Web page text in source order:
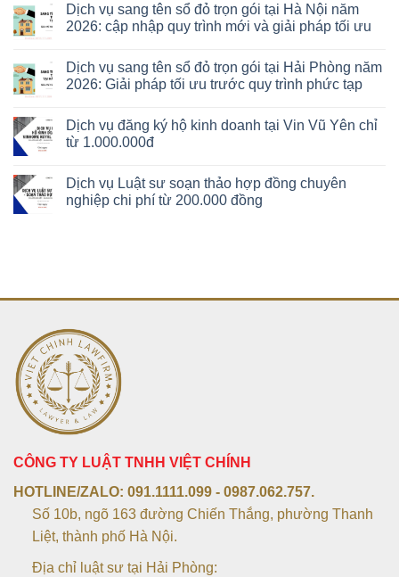
Dịch vụ sang tên sổ đỏ trọn gói tại Hà Nội năm
2026: cập nhập quy trình mới và giải pháp tối ưu
Dịch vụ sang tên sổ đỏ trọn gói tại Hải Phòng năm
2026: Giải pháp tối ưu trước quy trình phức tạp
Dịch vụ đăng ký hộ kinh doanh tại Vin Vũ Yên chỉ
từ 1.000.000đ
Dịch vụ Luật sư soạn thảo hợp đồng chuyên
nghiệp chi phí từ 200.000 đồng
CÔNG TY LUẬT TNHH VIỆT CHÍNH
HOTLINE/ZALO: 091.1111.099 - 0987.062.757.
Số 10b, ngõ 163 đường Chiến Thắng, phường Thanh
Liệt, thành phố Hà Nội.
Địa chỉ luật sư tại Hải Phòng: